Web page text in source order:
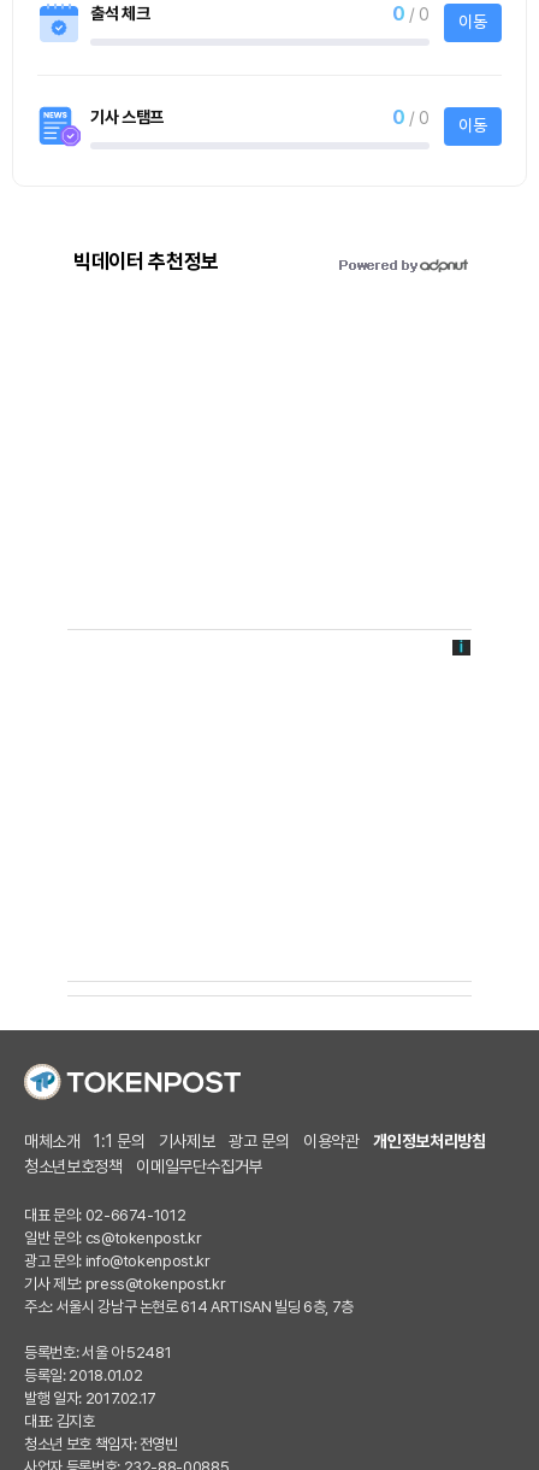
출석 체크 0 / 0 이동
기사 스탬프 0 / 0 이동
빅데이터 추천정보
매체소개 1:1 문의 기사제보 광고 문의 이용약관
개인정보처리방침
청소년보호정책
이메일무단수집거부
대표 문의: 02-6674-1012
일반 문의: cs@tokenpost.kr
광고 문의: info@tokenpost.kr
기사 제보: press@tokenpost.kr
주소: 서울시 강남구 논현로 614 ARTISAN 빌딩 6층, 7층
등록번호: 서울 아 52481
등록일: 2018.01.02
발행 일자: 2017.02.17
대표: 김지호
청소년 보호 책임자: 전영빈